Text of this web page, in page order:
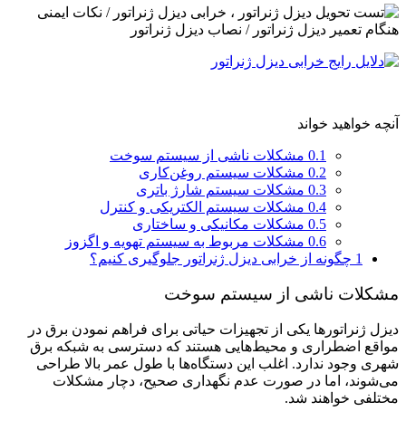
آنچه خواهید خواند
0.1 مشکلات ناشی از سیستم سوخت
0.2 مشکلات سیستم روغن‌کاری
0.3 مشکلات سیستم شارژ باتری
0.4 مشکلات سیستم الکتریکی و کنترل
0.5 مشکلات مکانیکی و ساختاری
0.6 مشکلات مربوط به سیستم تهویه و اگزوز
1 چگونه از خرابی دیزل ژنراتور جلوگیری کنیم؟
مشکلات ناشی از سیستم سوخت
دیزل ژنراتورها یکی از تجهیزات حیاتی برای فراهم نمودن برق در
مواقع اضطراری و محیط‌هایی هستند که دسترسی به شبکه برق
شهری وجود ندارد. اغلب این دستگاه‌ها با طول عمر بالا طراحی
می‌شوند، اما در صورت عدم نگهداری صحیح، دچار مشکلات
مختلفی خواهند شد.